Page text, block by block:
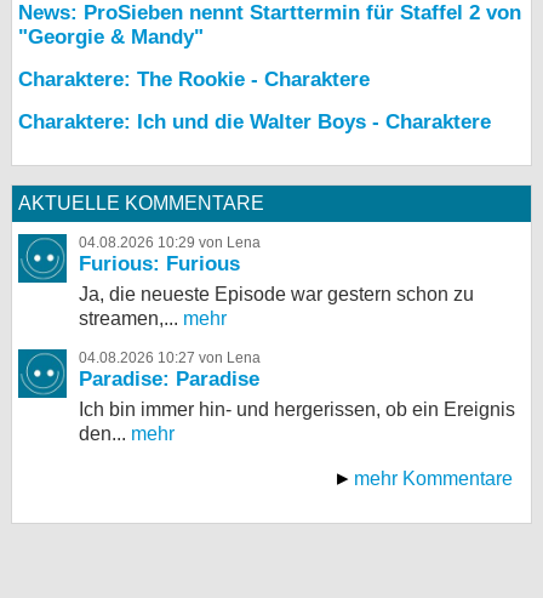
News: ProSieben nennt Starttermin für Staffel 2 von
"Georgie & Mandy"
Charaktere: The Rookie - Charaktere
Charaktere: Ich und die Walter Boys - Charaktere
AKTUELLE KOMMENTARE
04.08.2026 10:29 von Lena
Furious: Furious
Ja, die neueste Episode war gestern schon zu
streamen,... mehr
04.08.2026 10:27 von Lena
Paradise: Paradise
Ich bin immer hin- und hergerissen, ob ein Ereignis
den... mehr
mehr Kommentare